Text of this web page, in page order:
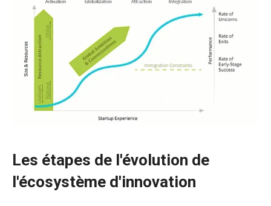
Les étapes de l'évolution de
l'écosystème d'innovation